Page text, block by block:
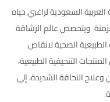
السعودية لراغبي حياه
ويتخصص عالم الرشاقة
الطبيعية الصحية لانقاص
التنحيفية الطبيعية،
النحافة الشديدة، إلى